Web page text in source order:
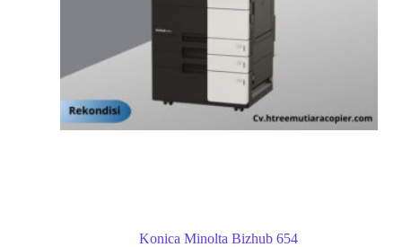
Konica Minolta Bizhub 654